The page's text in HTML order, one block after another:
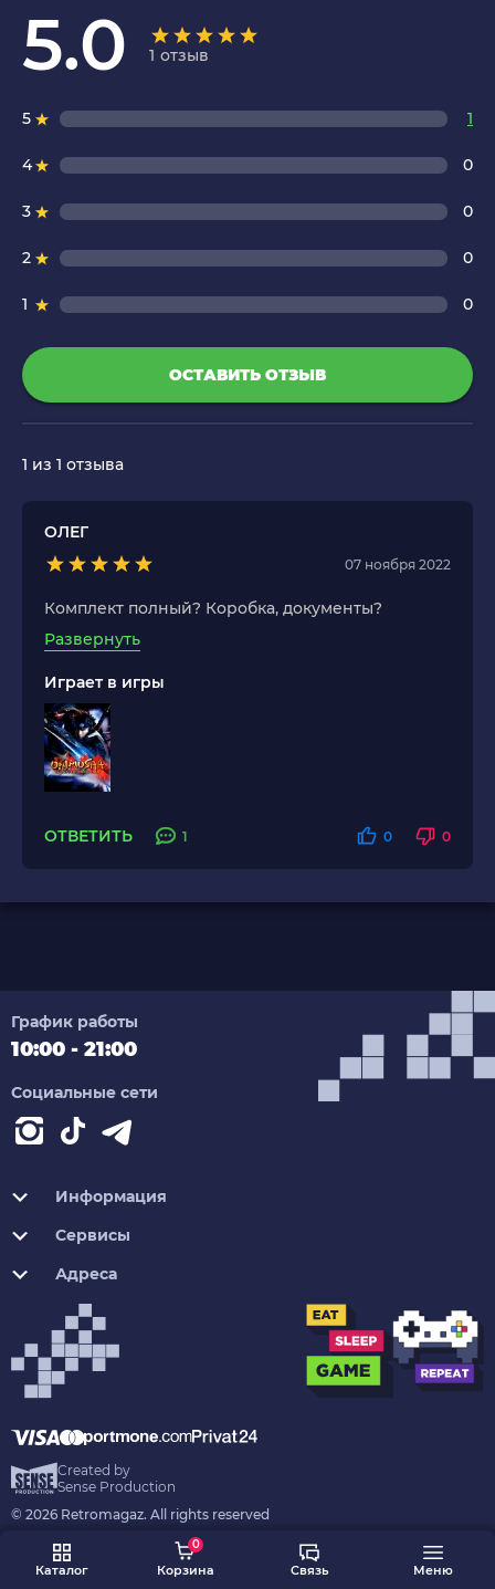
5.0 1 отзыв
5 1
4 0
3 0
2 0
1 0
ОСТАВИТЬ ОТЗЫВ
1 из 1 отзыва
ОЛЕГ
07 ноября 2022
Комплект полный? Коробка, документы?
Развернуть
Играет в игры
ОТВЕТИТЬ 1 0 0
График работы
10:00 - 21:00
Социальные сети
Информация
Сервисы
Адреса
Created by
Sense Production
© 2026 Retromagaz. All rights reserved
Каталог
0
Корзина Связь Меню